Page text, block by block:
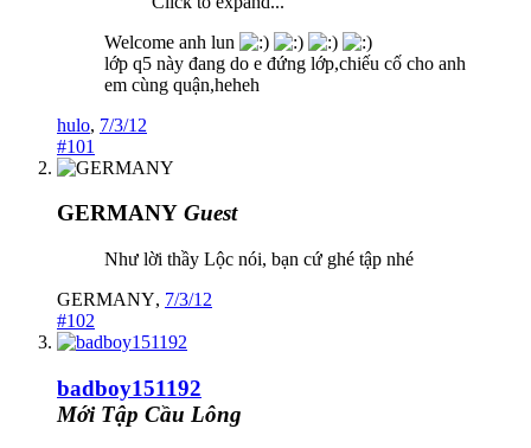
Welcome anh lun
lớp q5 này đang do e đứng lớp,chiếu cố cho anh
em cùng quận,heheh
hulo, 7/3/12
#101
GERMANY Guest
Như lời thầy Lộc nói, bạn cứ ghé tập nhé
GERMANY, 7/3/12
#102
badboy151192
Mới Tập Cầu Lông